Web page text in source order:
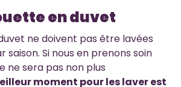
en duvet
ne doivent pas être lavées
saison. Si nous en prenons soin
sera pas non plus
moment pour les laver est